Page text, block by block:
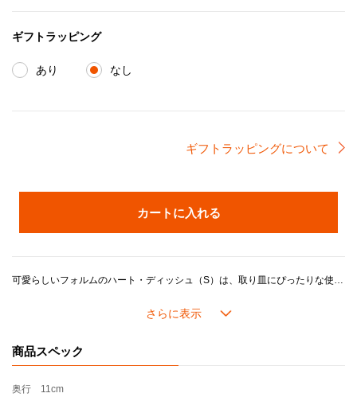
ギフトラッピング
あり なし
ギフトラッピングについて
カートに入れる
可愛らしいフォルムのハート・ディッシュ（S）は、取り皿にぴったりな使い勝手の良いサイズです。実用性に優れながらも個性的な存在感でテーブルを華やかに演出します。
ル・クルーゼのストーンウェアは耐熱耐冷に優れ、冷蔵・冷凍を始め、電子レンジ・オーブンを活用した幅広い料理シーンに対応し、デザインやカラーに加え機能性や耐久性が魅力です。
商品スペック
奥行
11cm